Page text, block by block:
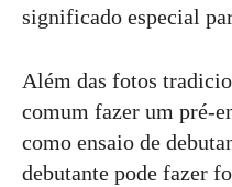
significado especial
Além das fotos
comum fazer um pré-
como ensaio de
debutante pode fazer